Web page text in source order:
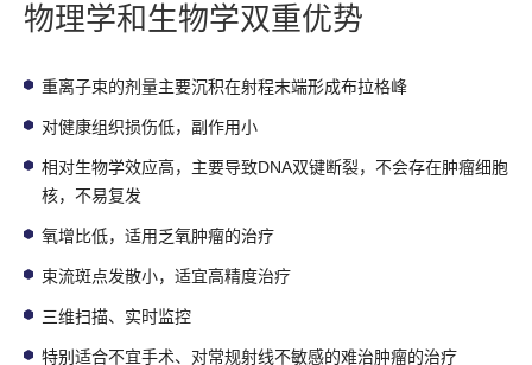
物理学和生物学双重优势
重离子束的剂量主要沉积在射程末端形成布拉格峰
对健康组织损伤低，副作用小
相对生物学效应高，主要导致DNA双键断裂，不会存在肿瘤细胞
核，不易复发
氧增比低，适用乏氧肿瘤的治疗
束流斑点发散小，适宜高精度治疗
三维扫描、实时监控
特别适合不宜手术、对常规射线不敏感的难治肿瘤的治疗